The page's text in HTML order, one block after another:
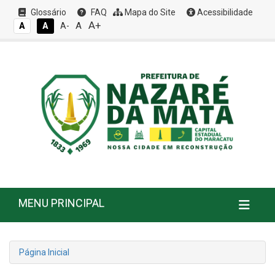
Glossário FAQ Mapa do Site
Acessibilidade
A
A A- A A+
MENU PRINCIPAL
Página Inicial